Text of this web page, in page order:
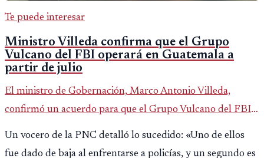
Te puede interesar
Ministro Villeda confirma que el Grupo
Vulcano del FBI operará en Guatemala a
partir de julio
El ministro de Gobernación, Marco Antonio Villeda,
confirmó un acuerdo para que el Grupo Vulcano del FBI
opere en Guatemala a partir de julio, tras un intento
fallido con la administración anterior del Ministerio
Un vocero de la PNC detalló lo sucedido: «Uno de ellos
fue dado de baja al enfrentarse a policías, y un segundo es